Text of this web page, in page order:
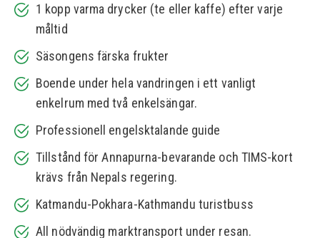
1 kopp varma drycker (te eller kaffe) efter varje
måltid
Säsongens färska frukter
Boende under hela vandringen i ett vanligt
enkelrum med två enkelsängar.
Professionell engelsktalande guide
Tillstånd för Annapurna-bevarande och TIMS-kort
krävs från Nepals regering.
Katmandu-Pokhara-Kathmandu turistbuss
All nödvändig marktransport under resan.